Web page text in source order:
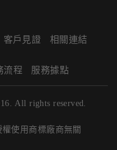
客戶見證 相關連結
流程 服務據點
All rights reserved.
使用商標廠商無關